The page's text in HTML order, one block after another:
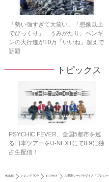
「勢い強すぎて大笑い」「想像以上
でびっくり」 うみがたり、ペンギ
ンの大行進が10万「いいね」超えで
話題
トピックス
PSYCHIC FEVER、全国5都市を巡
る日本ツアーをU‐NEXTにて8.9に独
占生配信！
HOME トレンドTOP おでかけ 八景島シーパラダイス「プレジ